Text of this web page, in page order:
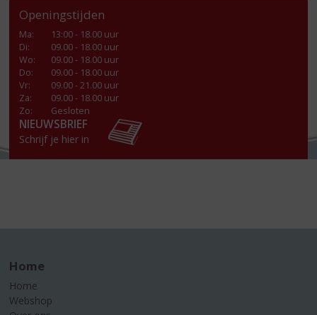
Openingstijden
Ma:
13:00 - 18.00 uur
Di:
09.00 - 18.00 uur
Wo:
09.00 - 18.00 uur
Do:
09.00 - 18.00 uur
Vr:
09.00 - 21.00 uur
Za:
09.00 - 18.00 uur
Zo:
Gesloten
NIEUWSBRIEF
Schrijf je hier in
Home
Home
Webshop